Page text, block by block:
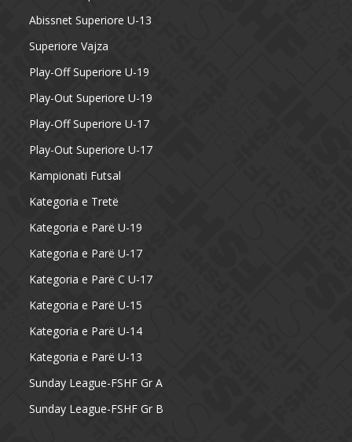
Abissnet Superiore U-13
Superiore Vajza
Play-Off Superiore U-19
Play-Out Superiore U-19
Play-Off Superiore U-17
Play-Out Superiore U-17
Kampionati Futsal
Kategoria e Tretë
Kategoria e Parë U-19
Kategoria e Parë U-17
Kategoria e Parë C U-17
Kategoria e Parë U-15
Kategoria e Parë U-14
Kategoria e Parë U-13
Sunday League-FSHF Gr A
Sunday League-FSHF Gr B